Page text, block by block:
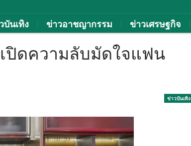
บันเทิง ข่าวอาชญากรรม ข่าวเศรษฐกิจ
ปิดความลับมัดใจแฟน
ข่าวบันเทิง